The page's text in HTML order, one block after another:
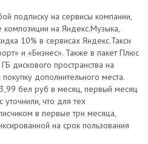
подписку на сервисы компании,
на Яндекс.Музыка,
10% в сервисах Яндекс.Такси
и «Бизнес». Также в пакет Плюс
дискового пространства на
дополнительного места.
3,99 бел руб в месяц, первый месяц
уточнили, что для тех
в первые три месяца,
на срок пользования